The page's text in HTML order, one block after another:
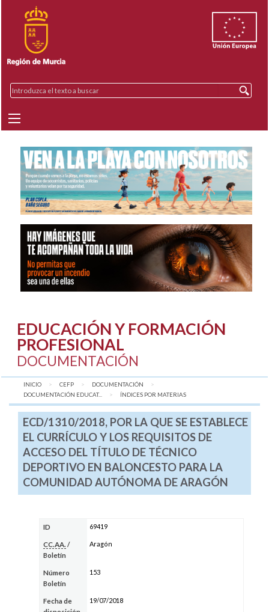
EDUCACIÓN Y FORMACIÓN
PROFESIONAL
DOCUMENTACIÓN
INICIO CEFP
DOCUMENTACIÓN
DOCUMENTACIÓN EDUCAT...
AQUÍ:
ÍNDICES POR MATERIAS
ECD/1310/2018, POR LA QUE SE ESTABLECE
EL CURRÍCULO Y LOS REQUISITOS DE
ACCESO DEL TÍTULO DE TÉCNICO
DEPORTIVO EN BALONCESTO PARA LA
COMUNIDAD AUTÓNOMA DE ARAGÓN
ID 69419
CC.AA. /
Boletín
Aragón
Número
Boletín
153
Fecha de
19/07/2018